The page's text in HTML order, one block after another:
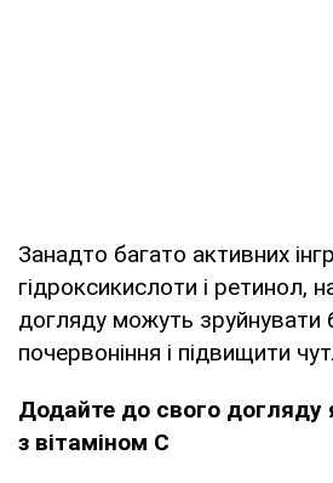
Занадто багато активних
гідроксикислоти і ретинол,
догляду можуть зруйнувати
почервоніння і підвищити
Додайте до свого догляду
з вітаміном С